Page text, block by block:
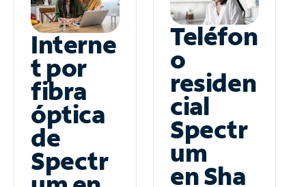
Interne
t por
fibra
óptica
de
Spectr
Teléfon
o
residen
cial
Spectr
um
en Sha